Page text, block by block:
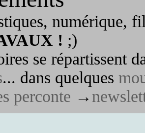
numérique,
! ;)
se répartissent
... dans quelques
perconte →